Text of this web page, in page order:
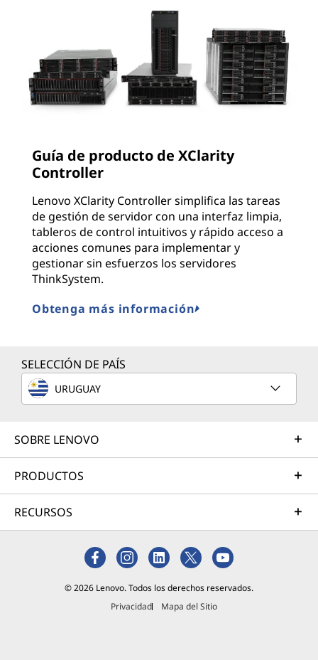
Guía de producto de XClarity
Controller
Lenovo XClarity Controller simplifica las tareas
de gestión de servidor con una interfaz limpia,
tableros de control intuitivos y rápido acceso a
acciones comunes para implementar y
gestionar sin esfuerzos los servidores
ThinkSystem.
Obtenga más información
SELECCIÓN DE PAÍS
URUGUAY
SOBRE LENOVO
PRODUCTOS
RECURSOS
© 2026 Lenovo. Todos los derechos reservados.
Privacidad
Mapa del Sitio